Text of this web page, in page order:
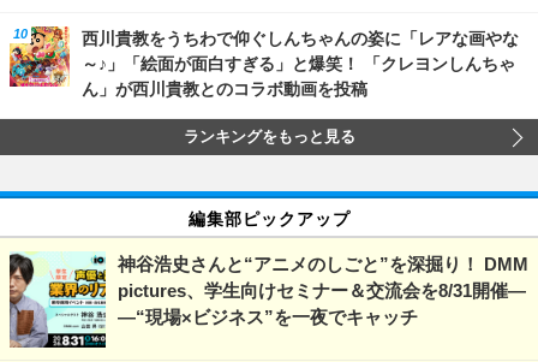
西川貴教をうちわで仰ぐしんちゃんの姿に「レアな画やな
～♪」「絵面が面白すぎる」と爆笑！ 「クレヨンしんちゃ
ん」が西川貴教とのコラボ動画を投稿
ランキングをもっと見る
編集部ピックアップ
神谷浩史さんと“アニメのしごと”を深掘り！ DMM
pictures、学生向けセミナー＆交流会を8/31開催―
―“現場×ビジネス”を一夜でキャッチ